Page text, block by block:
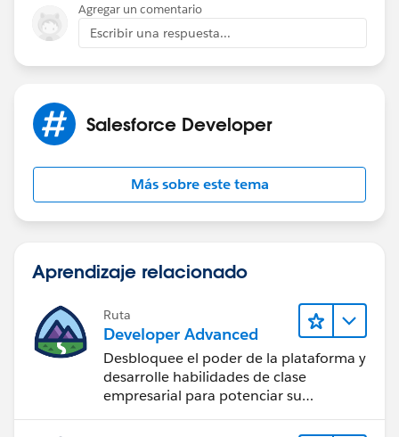
https://success.salesforce.com/ideaView?
id=087300000007vzr
If this helps you, please mark it as solved.
Thanks and Regards
Agregar un comentario
Escribir una respuesta...
Salesforce Developer
Más sobre este tema
Aprendizaje relacionado
Ruta
Developer Advanced
Desbloquee el poder de la plataforma y
desarrolle habilidades de clase
empresarial para potenciar su
trayectoria profesional como